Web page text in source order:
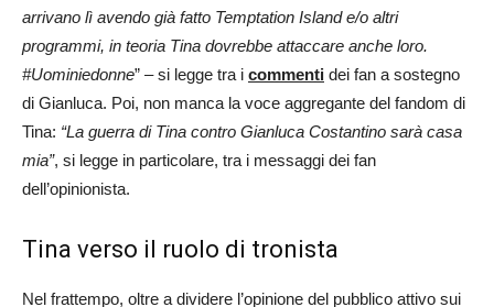
arrivano lì avendo già fatto Temptation Island e/o altri
programmi, in teoria Tina dovrebbe attaccare anche loro.
#Uominiedonne” – si legge tra i commenti dei fan a sostegno
di Gianluca. Poi, non manca la voce aggregante del fandom di
Tina: “La guerra di Tina contro Gianluca Costantino sarà casa
mia”, si legge in particolare, tra i messaggi dei fan
dell’opinionista.
Tina verso il ruolo di tronista
Nel frattempo, oltre a dividere l’opinione del pubblico attivo sui